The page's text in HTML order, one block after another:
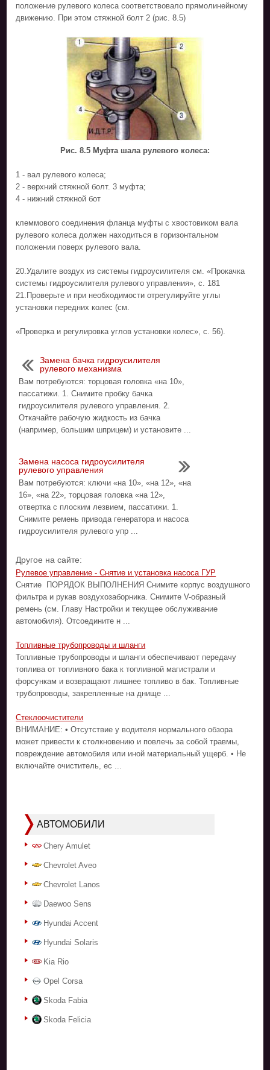
положение рулевого колеса соответствовало прямолинейному
движению. При этом стяжной болт 2 (рис. 8.5)
Рис. 8.5 Муфта шала рулевого колеса:
1 - вал рулевого колеса;
2 - верхний стяжной болт. 3 муфта;
4 - нижний стяжной бот
клеммового соединения фланца муфты с хвостовиком вала
рулевого колеса должен находиться в горизонтальном
положении поверх рулевого вала.
20.Удалите воздух из системы гидроусилителя см. «Прокачка
системы гидроусилителя рулевого управления», с. 181
21.Проверьте и при необходимости отрегулируйте углы
установки передних колес (см.
«Проверка и регулировка углов установки колес», с. 56).
Замена бачка гидроусилителя
рулевого механизма
Вам потребуются: торцовая головка «на 10»,
пассатижи. 1. Снимите пробку бачка
гидроусилителя рулевого управления. 2.
Откачайте рабочую жидкость из бачка
(например, большим шприцем) и установите ...
Замена насоса гидроусилителя
рулевого управления
Вам потребуются: ключи «на 10», «на 12», «на
16», «на 22», торцовая головка «на 12»,
отвертка с плоским лезвием, пассатижи. 1.
Снимите ремень привода генератора и насоса
гидроусилителя рулевого упр ...
Другое на сайте:
Рулевое управление - Снятие и установка насоса ГУР
Снятие ПОРЯДОК ВЫПОЛНЕНИЯ Снимите корпус воздушного
фильтра и рукав воздухозаборника. Снимите V-образный
ремень (см. Главу Настройки и текущее обслуживание
автомобиля). Отсоедините н ...
Топливные трубопроводы и шланги
Топливные трубопроводы и шланги обеспечивают передачу
топлива от топливного бака к топливной магистрали и
форсункам и возвращают лишнее топливо в бак. Топливные
трубопроводы, закрепленные на днище ...
Стеклоочистители
ВНИМАНИЕ: • Отсутствие у водителя нормального обзора
может привести к столкновению и повлечь за собой травмы,
повреждение автомобиля или иной материальный ущерб. • Не
включайте очиститель, ес ...
АВТОМОБИЛИ
Chery Amulet
Chevrolet Aveo
Chevrolet Lanos
Daewoo Sens
Hyundai Accent
Hyundai Solaris
Kia Rio
Opel Corsa
Skoda Fabia
Skoda Felicia